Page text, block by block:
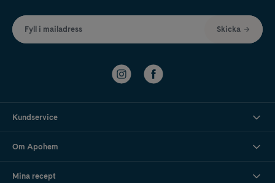
Fyll i mailadress Skicka
Kundservice
Om Apohem
Mina recept